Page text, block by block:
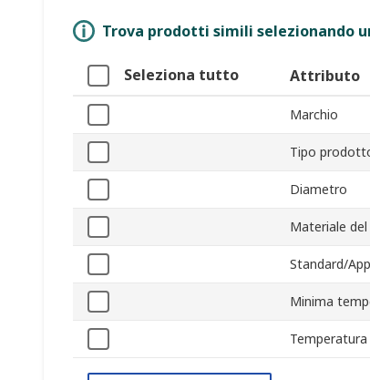
Trova prodotti simili selezionando
Seleziona tutto Attributo
Marchio
Tipo
Diametro
Materiale
Standard/
Minima